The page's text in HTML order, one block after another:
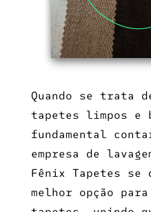
Quando se trata
tapetes limpos e
fundamental
empresa de
Fênix Tapetes se
melhor opção